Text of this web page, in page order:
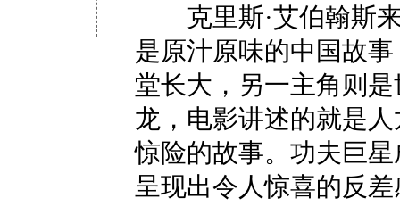
克里斯·艾伯翰斯来
是原汁原味的中国故
堂长大，另一主角则
龙，电影讲述的就是
惊险的故事。功夫巨
呈现出令人惊喜的反差